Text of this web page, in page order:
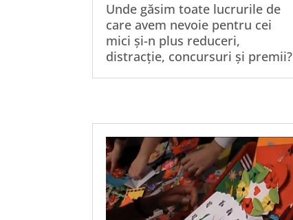
Unde găsim toate lucrurile de
care avem nevoie pentru cei
mici și-n plus reduceri,
distracție, concursuri și premii?